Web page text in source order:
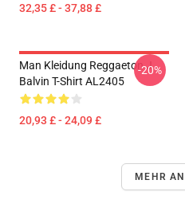
32,35 £ - 37,88 £
Man Kleidung Reggaeton J
Balvin T-Shirt AL2405
20,93 £ - 24,09 £
-20%
MEHR